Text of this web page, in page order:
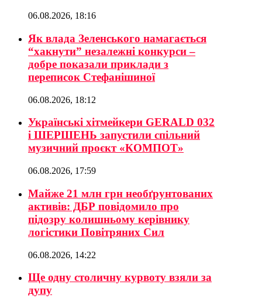
06.08.2026, 18:16
Як влада Зеленського намагається
“хакнути” незалежні конкурси –
добре показали приклади з
переписок Стефанішиної
06.08.2026, 18:12
Українські хітмейкери GERALD 032
і ШЕРШЕНЬ запустили спільний
музичний проєкт «КОМПОТ»
06.08.2026, 17:59
Майже 21 млн грн необґрунтованих
активів: ДБР повідомило про
підозру колишньому керівнику
логістики Повітряних Сил
06.08.2026, 14:22
Ще одну столичну курвоту взяли за
дупу